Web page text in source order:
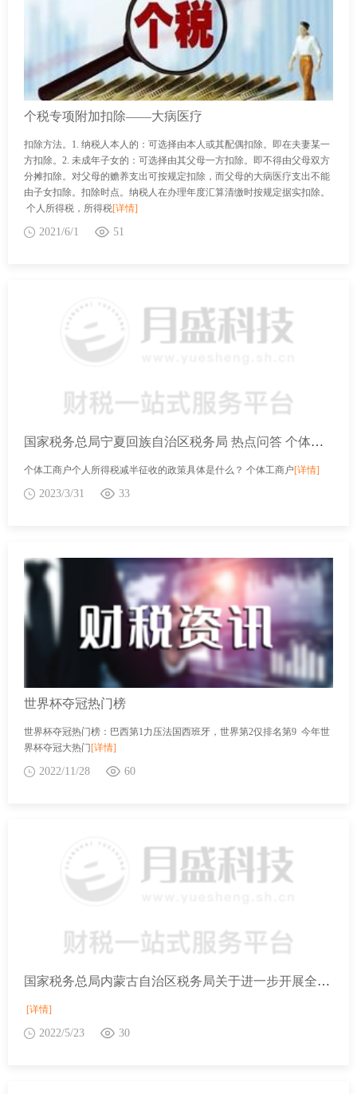
个税专项附加扣除——大病医疗
扣除方法。1. 纳税人本人的：可选择由本人或其配偶扣除。即在夫妻某一
方扣除。2. 未成年子女的：可选择由其父母一方扣除。即不得由父母双方
分摊扣除。对父母的赡养支出可按规定扣除，而父母的大病医疗支出不能
由子女扣除。扣除时点。纳税人在办理年度汇算清缴时按规定据实扣除。
个人所得税，所得税[详情]
2021/6/1 51
国家税务总局宁夏回族自治区税务局 热点问答 个体工商户个人所得税减半征收的政策具体是什么？
个体工商户个人所得税减半征收的政策具体是什么？ 个体工商户[详情]
2023/3/31 33
世界杯夺冠热门榜
世界杯夺冠热门榜：巴西第1力压法国西班牙，世界第2仅排名第9 今年世
界杯夺冠大热门 [详情]
2022/11/28 60
国家税务总局内蒙古自治区税务局关于进一步开展全面数字化的电子发票试点工作的公告
[详情]
2022/5/23 30